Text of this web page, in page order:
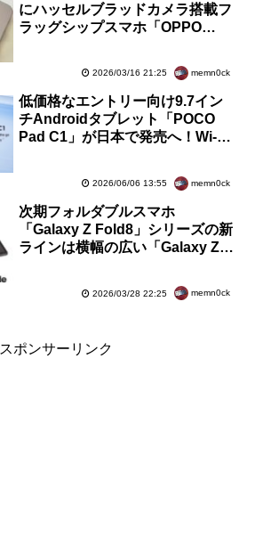
にハッセルブラッドカメラ搭載フ
ラッグシップスマホ「OPPO
2026/03/16 21:25 memn0ck
低価格なエントリー向け9.7イン
チAndroidタブレット「POCO
Pad C1」が日本で発売へ！Wi-Fi
2026/06/06 13:55 memn0ck
次期フォルダブルスマホ
「Galaxy Z Fold8」シリーズの新
ラインは横幅の広い「Galaxy Z
2026/03/28 22:25 memn0ck
スポンサーリンク